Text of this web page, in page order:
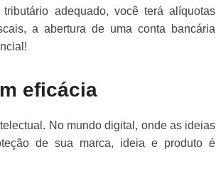
adequado, você terá alíquotas
a abertura de uma conta bancária
eficácia
No mundo digital, onde as ideias
de sua marca, ideia e produto é